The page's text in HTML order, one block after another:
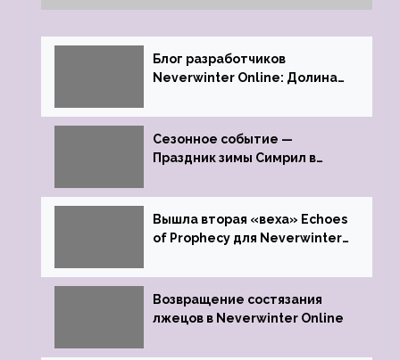
Блог разработчиков
Neverwinter Online: Долина
Сезонное событие —
Праздник зимы Симрил в
Вышла вторая «веха» Echoes
of Prophecy для Neverwinter
Возвращение состязания
лжецов в Neverwinter Online